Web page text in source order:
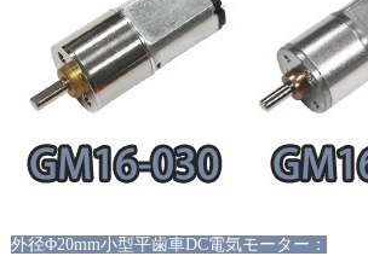
外径Φ20mm小型平歯車DC電気モーター：